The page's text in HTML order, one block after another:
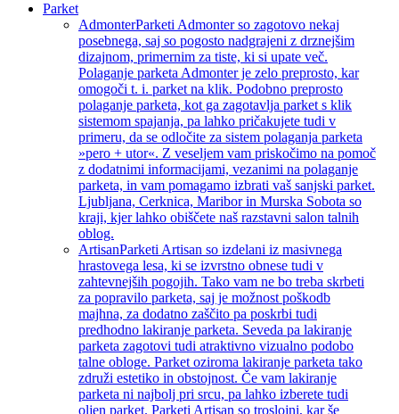
Parket
AdmonterParketi Admonter so zagotovo nekaj
posebnega, saj so pogosto nadgrajeni z drznejšim
dizajnom, primernim za tiste, ki si upate več.
Polaganje parketa Admonter je zelo preprosto, kar
omogoči t. i. parket na klik. Podobno preprosto
polaganje parketa, kot ga zagotavlja parket s klik
sistemom spajanja, pa lahko pričakujete tudi v
primeru, da se odločite za sistem polaganja parketa
»pero + utor«. Z veseljem vam priskočimo na pomoč
z dodatnimi informacijami, vezanimi na polaganje
parketa, in vam pomagamo izbrati vaš sanjski parket.
Ljubljana, Cerknica, Maribor in Murska Sobota so
kraji, kjer lahko obiščete naš razstavni salon talnih
oblog.
ArtisanParketi Artisan so izdelani iz masivnega
hrastovega lesa, ki se izvrstno obnese tudi v
zahtevnejših pogojih. Tako vam ne bo treba skrbeti
za popravilo parketa, saj je možnost poškodb
majhna, za dodatno zaščito pa poskrbi tudi
predhodno lakiranje parketa. Seveda pa lakiranje
parketa zagotovi tudi atraktivno vizualno podobo
talne obloge. Parket oziroma lakiranje parketa tako
združi estetiko in obstojnost. Če vam lakiranje
parketa ni najbolj pri srcu, pa lahko izberete tudi
oljen parket. Parketi Artisan so troslojni, kar še